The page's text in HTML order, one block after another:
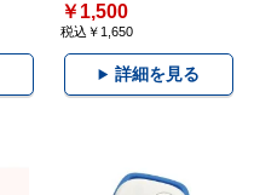
￥1,500
税込￥1,650
詳細を見る